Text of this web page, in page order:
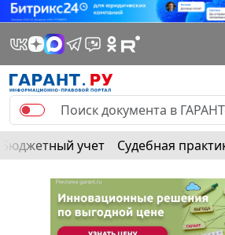
Бюджетный учет Судебная